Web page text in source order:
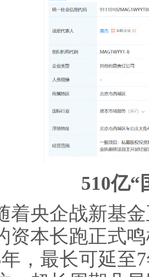
510亿“国
企战新基金
资本长跑正式
，最长可延至